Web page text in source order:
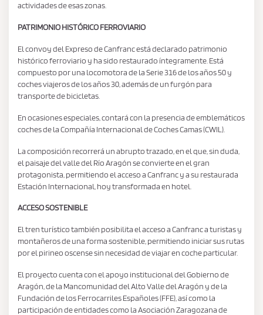
actividades de esas zonas.
PATRIMONIO HISTÓRICO FERROVIARIO
El convoy del Expreso de Canfranc está declarado patrimonio
histórico ferroviario y ha sido restaurado íntegramente. Está
compuesto por una locomotora de la Serie 316 de los años 50 y
coches viajeros de los años 30, además de un furgón para
transporte de bicicletas.
En ocasiones especiales, contará con la presencia de emblemáticos
coches de la Compañía Internacional de Coches Camas (CWIL).
La composición recorrerá un abrupto trazado, en el que, sin duda,
el paisaje del valle del Río Aragón se convierte en el gran
protagonista, permitiendo el acceso a Canfranc y a su restaurada
Estación Internacional, hoy transformada en hotel.
ACCESO SOSTENIBLE
El tren turístico también posibilita el acceso a Canfranc a turistas y
montañeros de una forma sostenible, permitiendo iniciar sus rutas
por el pirineo oscense sin necesidad de viajar en coche particular.
El proyecto cuenta con el apoyo institucional del Gobierno de
Aragón, de la Mancomunidad del Alto Valle del Aragón y de la
Fundación de los Ferrocarriles Españoles (FFE), así como la
participación de entidades como la Asociación Zaragozana de